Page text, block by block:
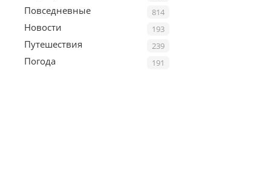
814
Повседневные
193
Новости
239
Путешествия
191
Погода